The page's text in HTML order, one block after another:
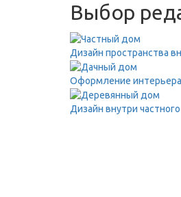
Выбор
Дизайн пространства
Оформление
Дизайн внутри